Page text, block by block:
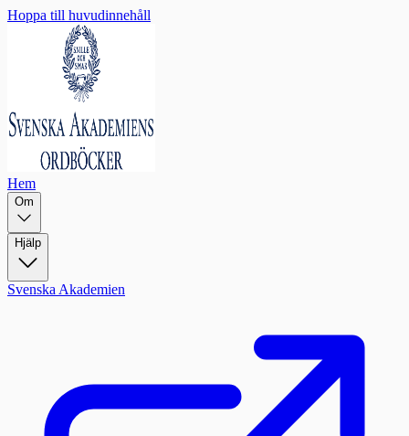
Hoppa till huvudinnehåll
Hem
Om
Hjälp
Svenska Akademien